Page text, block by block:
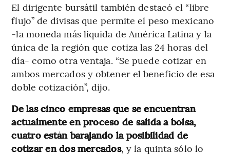
El dirigente bursátil también destacó el “libre
flujo” de divisas que permite el peso mexicano
-la moneda más líquida de América Latina y la
única de la región que cotiza las 24 horas del
día- como otra ventaja. “Se puede cotizar en
ambos mercados y obtener el beneficio de esa
doble cotización”, dijo.
De las cinco empresas que se encuentran
actualmente en proceso de salida a bolsa,
cuatro están barajando la posibilidad de
cotizar en dos mercados, y la quinta sólo lo